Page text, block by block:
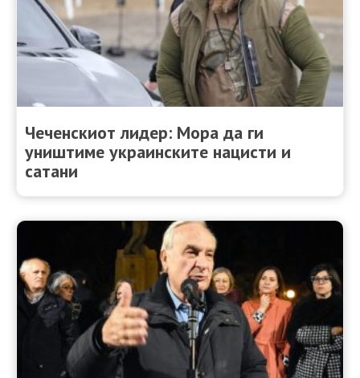
Чеченскиот лидер: Мора да ги
уништиме украинските нацисти и
сатани